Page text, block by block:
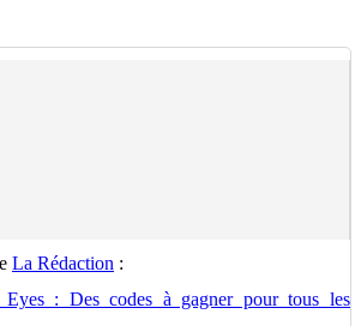
La Rédaction :
Eyes : Des codes à gagner pour tous les